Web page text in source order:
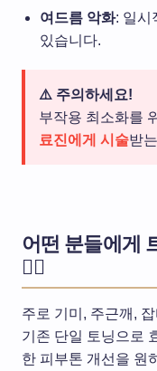
여드름 악화: 일시
있습니다.
⚠️ 주의하세요!
부작용 최소화를
료진에게 시술받
어떤 분들에게
👩‍⚕️
주로 기미, 주근깨,
기존 단일 토닝으로
한 피부톤 개선을 원